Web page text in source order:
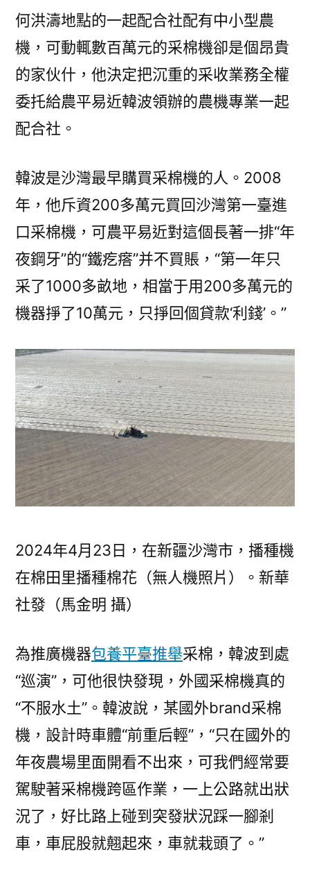
何洪濤地點的一起配合社配有中小型農
機，可動輒數百萬元的采棉機卻是個昂貴
的家伙什，他決定把沉重的采收業務全權
委托給農平易近韓波領辦的農機專業一起
配合社。
韓波是沙灣最早購買采棉機的人。2008
年，他斥資200多萬元買回沙灣第一臺進
口采棉機，可農平易近對這個長著一排“年
夜鋼牙”的“鐵疙瘩”并不買賬，“第一年只
采了1000多畝地，相當于用200多萬元的
機器掙了10萬元，只掙回個貸款‘利錢’。”
2024年4月23日，在新疆沙灣市，播種機
在棉田里播種棉花（無人機照片）。新華
社發（馬金明 攝）
為推廣機器包養平臺推舉采棉，韓波到處
“巡演”，可他很快發現，外國采棉機真的
“不服水土”。韓波說，某國外brand采棉
機，設計時車體“前重后輕”，“只在國外的
年夜農場里面開看不出來，可我們經常要
駕駛著采棉機跨區作業，一上公路就出狀
況了，好比路上碰到突發狀況踩一腳剎
車，車屁股就翹起來，車就栽頭了。”